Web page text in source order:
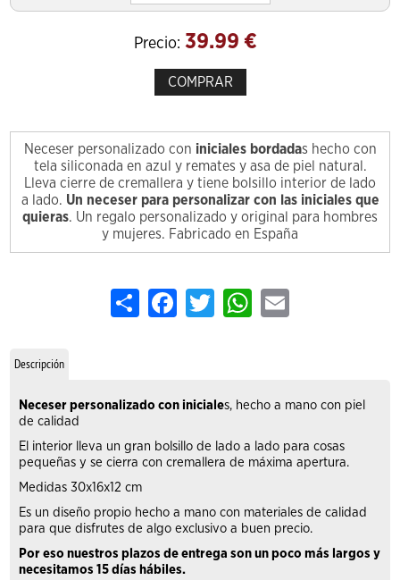
Precio: 39.99 €
COMPRAR
Neceser personalizado con iniciales bordadas hecho con
tela siliconada en azul y remates y asa de piel natural.
Lleva cierre de cremallera y tiene bolsillo interior de lado
a lado. Un neceser para personalizar con las iniciales que
quieras. Un regalo personalizado y original para hombres
y mujeres. Fabricado en España
Share FacebookTwitter WhatsApp
Descripción
Neceser personalizado con iniciales, hecho a mano con piel
de calidad
El interior lleva un gran bolsillo de lado a lado para cosas
pequeñas y se cierra con cremallera de máxima apertura.
Medidas 30x16x12 cm
Es un diseño propio hecho a mano con materiales de calidad
para que disfrutes de algo exclusivo a buen precio.
Por eso nuestros plazos de entrega son un poco más largos y
necesitamos 15 días hábiles.